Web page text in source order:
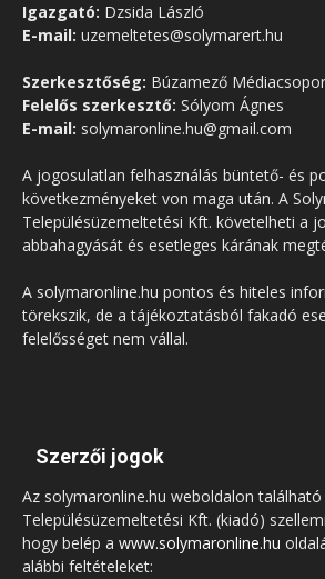
Igazgató: Dzsida László
E-mail: uzemeltetes@solymarert.hu
Szerkesztőség: Búzamező
Felelős szerkesztő: Sólyom Ágnes
E-mail: solymaronline.hu@gmail.com
A jogosulatlan felhasználás büntető- és
következményeket von maga után. A
Településüzemeltetési Kft. követelheti a
abbahagyását és esetleges kárának
A solymaronline.hu pontos és hiteles
törekszik, de a tájékoztatásból fakadó
felelősséget nem vállal.
Szerzői jogok
Az solymaronline.hu weboldalon
Településüzemeltetési Kft. (kiadó)
hogy belép a www.solymaronline.hu
alábbi feltételeket: